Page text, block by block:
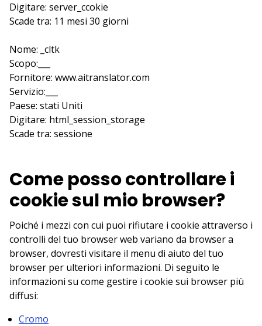
Digitare: server_ccokie
Scade tra: 11 mesi 30 giorni
Nome: _cltk
Scopo:___
Fornitore: www.aitranslator.com
Servizio:___
Paese: stati Uniti
Digitare: html_session_storage
Scade tra: sessione
Come posso controllare i
cookie sul mio browser?
Poiché i mezzi con cui puoi rifiutare i cookie attraverso i
controlli del tuo browser web variano da browser a
browser, dovresti visitare il menu di aiuto del tuo
browser per ulteriori informazioni. Di seguito le
informazioni su come gestire i cookie sui browser più
diffusi:
Cromo